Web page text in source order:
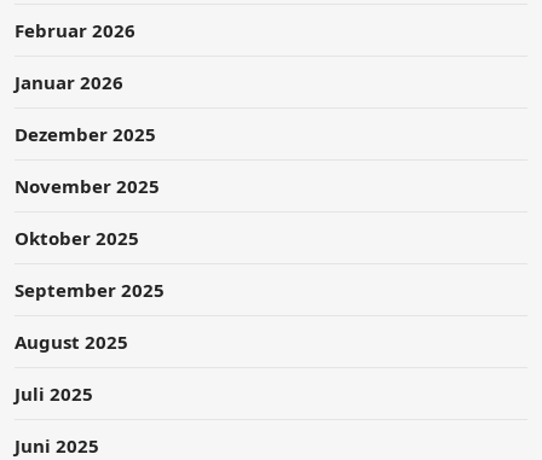
Februar 2026
Januar 2026
Dezember 2025
November 2025
Oktober 2025
September 2025
August 2025
Juli 2025
Juni 2025